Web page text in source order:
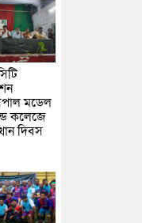
মডেল
কলেজে
দিবস